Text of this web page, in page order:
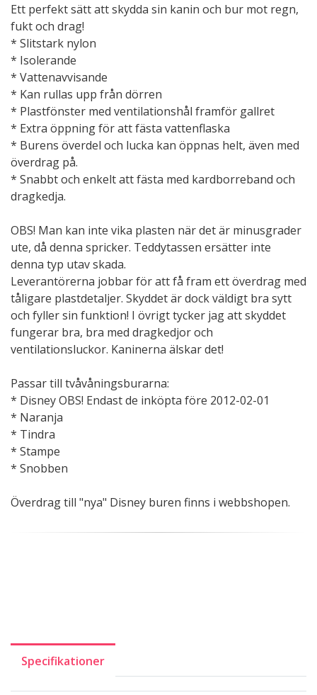
Ett perfekt sätt att skydda sin kanin och bur mot regn,
fukt och drag!
* Slitstark nylon
* Isolerande
* Vattenavvisande
* Kan rullas upp från dörren
* Plastfönster med ventilationshål framför gallret
* Extra öppning för att fästa vattenflaska
* Burens överdel och lucka kan öppnas helt, även med
överdrag på.
* Snabbt och enkelt att fästa med kardborreband och
dragkedja.
OBS! Man kan inte vika plasten när det är minusgrader
ute, då denna spricker. Teddytassen ersätter inte
denna typ utav skada.
Leverantörerna jobbar för att få fram ett överdrag med
tåligare plastdetaljer. Skyddet är dock väldigt bra sytt
och fyller sin funktion! I övrigt tycker jag att skyddet
fungerar bra, bra med dragkedjor och
ventilationsluckor. Kaninerna älskar det!
Passar till tvåvåningsburarna:
* Disney OBS! Endast de inköpta före 2012-02-01
* Naranja
* Tindra
* Stampe
* Snobben
Överdrag till "nya" Disney buren finns i webbshopen.
Specifikationer